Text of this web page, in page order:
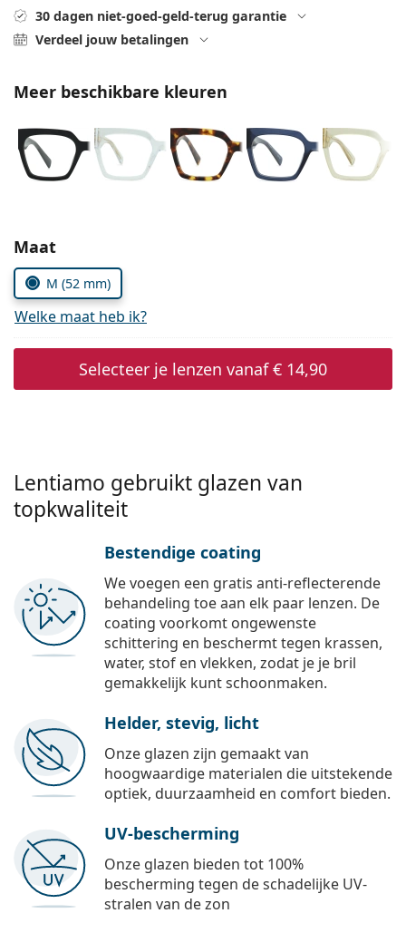
Marc Jacobs
Gucci
Alle merken
Alle lenzenvloeistoffen
Bonusschema
02 446 01 11
30 dagen niet-goed-geld-terug garantie
Verdeel jouw betalingen
Meer beschikbare kleuren
Kies parameters:
Maat
M (52 mm)
Welke maat heb ik?
Selecteer je lenzen vanaf€ 14,90
Lentiamo gebruikt glazen van
topkwaliteit
Bestendige coating
We voegen een gratis anti-reflecterende
behandeling toe aan elk paar lenzen. De
coating voorkomt ongewenste
schittering en beschermt tegen krassen,
water, stof en vlekken, zodat je je bril
gemakkelijk kunt schoonmaken.
Helder, stevig, licht
Onze glazen zijn gemaakt van
hoogwaardige materialen die uitstekende
optiek, duurzaamheid en comfort bieden.
UV-bescherming
Onze glazen bieden tot 100%
bescherming tegen de schadelijke UV-
stralen van de zon